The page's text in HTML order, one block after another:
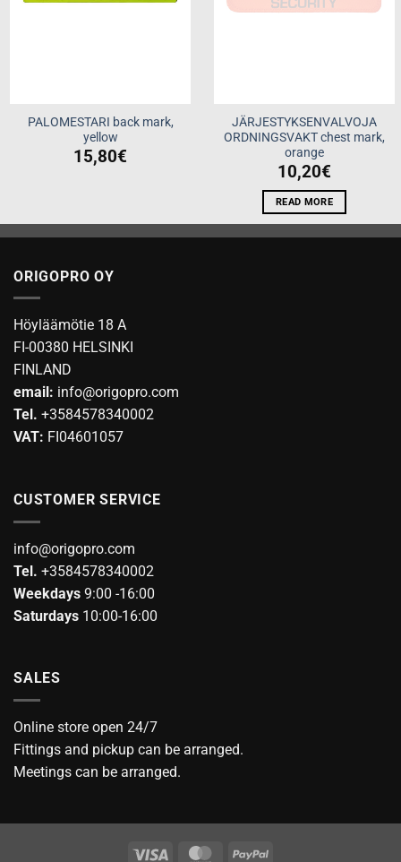
PALOMESTARI back mark,
yellow
15,80€
JÄRJESTYKSENVALVOJA
ORDNINGSVAKT chest mark,
orange
10,20€
READ MORE
ORIGOPRO OY
Höyläämötie 18 A
FI-00380 HELSINKI
FINLAND
email: info@origopro.com
Tel. +3584578340002
VAT: FI04601057
CUSTOMER SERVICE
info@origopro.com
Tel. +3584578340002
Weekdays 9:00 -16:00
Saturdays 10:00-16:00
SALES
Online store open 24/7
Fittings and pickup can be arranged.
Meetings can be arranged.
Visa MasterCardPayPal